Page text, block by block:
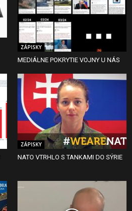
ZÁPISKY
MEDIÁLNE POKRYTIE VOJNY U NÁS
ZÁPISKY
NATO VTRHLO S TANKAMI DO SÝRIE